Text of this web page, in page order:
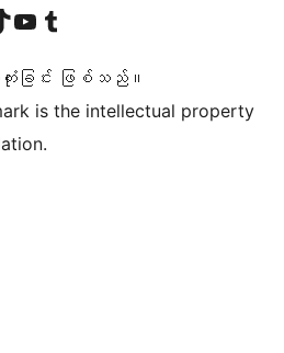
အကောင့်သို့ ဝင်ရောက်ကြည့်ရှုရန်
ကျွန်ုပ်တို့၏ YouTube ချန်နယ်သို့ သွားရောက်ကြည့်ရှုပါ ကျွန်ုပ်တို့၏ Tumblr အကောင့်သို့ ဝင်ရောက်ကြည့်ရှုရန်
ကုံးခြင်း ဖြစ်သည်။
is the intellectual property